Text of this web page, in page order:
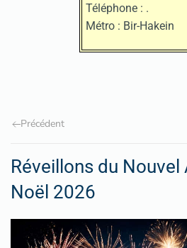
Téléphone : .
Métro : Bir-Hakein
Précédent
Réveillons du
Noël 2026